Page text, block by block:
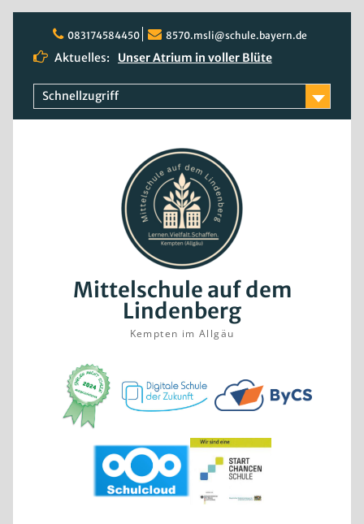
content
083174584450 8570.msli@schule.bayern.de
Aktuelles:
Unser Atrium in voller Blüte
Rosenblüte
Schnellzugriff
Mittelschule auf dem
Lindenberg
Kempten im Allgäu